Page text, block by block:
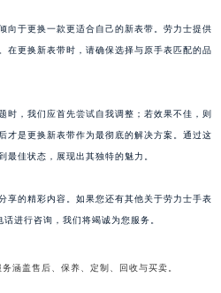
向于更换一款更适合自己的新表带。劳力士提供
在更换新表带时，请确保选择与原手表匹配的品
时，我们应首先尝试自我调整；若效果不佳，则
才是更换新表带作为最彻底的解决方案。通过这
最佳状态，展现出其独特的魅力。
享的精彩内容。如果您还有其他关于劳力士手表
进行咨询，我们将竭诚为您服务。